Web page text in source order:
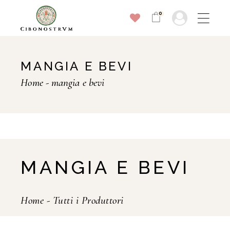
0
MANGIA E BEVI
Home mangia e bevi
MANGIA E BEVI
Home - Tutti i Produttori